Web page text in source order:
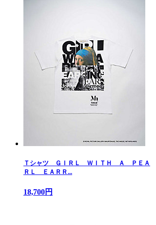
Ｔシャツ ＧＩＲＬ ＷＩＴＨ Ａ ＰＥＡ
ＲＬ ＥＡＲＲ...
18,700円